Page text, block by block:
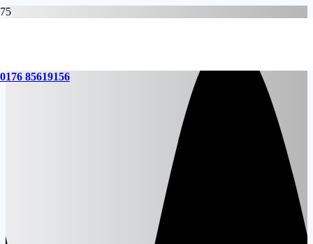
0176 85619156